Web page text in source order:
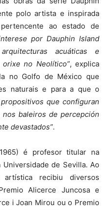
polo artista e inspirada
ao estado de
por Dauphin Island
acuáticas e
no Neolítico”, explica
no Golfo de México que
naturais e para a que o
que configuran
baleiros de percepción
devastados”.
é profesor titular na
de Sevilla. Ao
recibiu diversos
Alicerce Juncosa e
i Joan Mirou ou o Premio